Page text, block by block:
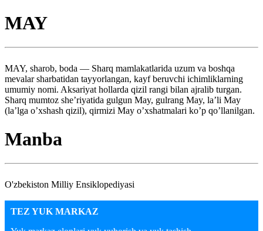
MAY
MAY, sharob, boda — Sharq mamlakatlarida uzum va boshqa
mevalar sharbatidan tayyorlangan, kayf beruvchi ichimliklarning
umumiy nomi. Aksariyat hollarda qizil rangi bilan ajralib turgan.
Sharq mumtoz she’riyatida gulgun May, gulrang May, la’li May
(la’lga o’xshash qizil), qirmizi May o’xshatmalari ko’p qo’llanilgan.
Manba
O'zbekiston Milliy Ensiklopediyasi
TEZ YUK MARKAZ